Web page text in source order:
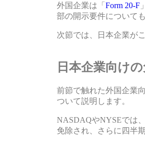
外国企業は「 Form 20‑F
部の開示要件について
次節では、日本企業が
日本企業向け
前節で触れた外国企業
ついて説明します。
NASDAQやNYSEでは
免除され、さらに四半